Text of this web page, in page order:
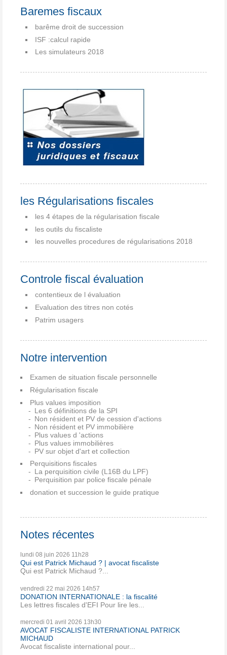
Baremes fiscaux
barême droit de succession
ISF :calcul rapide
Les simulateurs 2018
les Régularisations fiscales
les 4 étapes de la régularisation fiscale
les outils du fiscaliste
les nouvelles procedures de régularisations 2018
Controle fiscal évaluation
contentieux de l évaluation
Evaluation des titres non cotés
Patrim usagers
Notre intervention
Examen de situation fiscale personnelle
Régularisation fiscale
Plus values imposition
Les 6 définitions de la SPI
Non résident et PV de cession d'actions
Non résident et PV immobilière
Plus values d 'actions
Plus values immobilières
PV sur objet d'art et collection
Perquisitions fiscales
La perquisition civile (L16B du LPF)
Perquisition par police fiscale pénale
donation et succession le guide pratique
Notes récentes
lundi 08 juin 2026 11h28
Qui est Patrick Michaud ? | avocat fiscaliste
Qui est Patrick Michaud ?...
vendredi 22 mai 2026 14h57
DONATION INTERNATIONALE : la fiscalité
Les lettres fiscales d'EFI Pour lire les...
mercredi 01 avril 2026 13h30
AVOCAT FISCALISTE INTERNATIONAL PATRICK
MICHAUD
Avocat fiscaliste international pour...